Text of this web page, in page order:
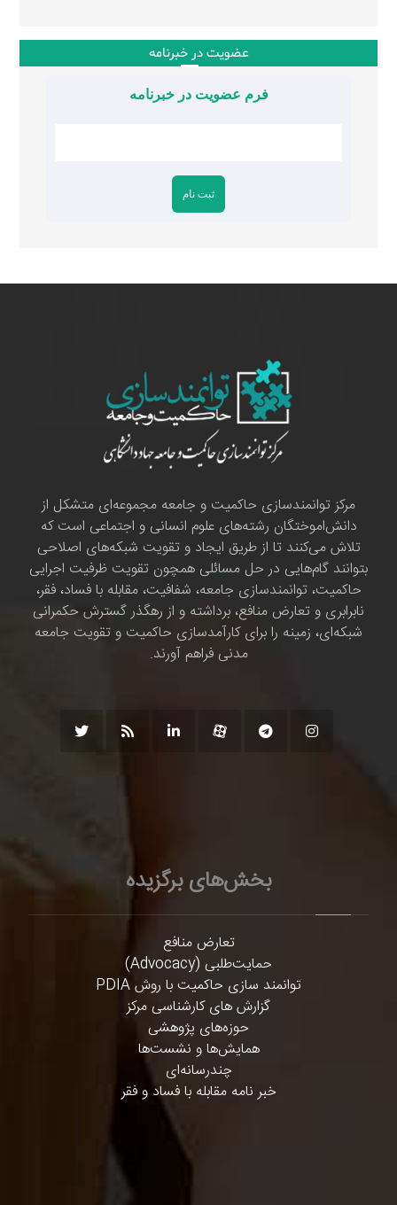
عضویت در خبرنامه
فرم عضویت در خبرنامه
مرکز توانمندسازی حاکمیت و جامعه مجموعه‌ای متشکل از
دانش‌اموختگان رشته‌های علوم انسانی و اجتماعی است که
تلاش می‌کنند تا از طریق ایجاد و تقویت شبکه‌های اصلاحی
بتوانند گام‌هایی در حل مسائلی همچون تقویت ظرفیت اجرایی
حاکمیت، توانمندسازی جامعه، شفافیت، مقابله با فساد، فقر،
نابرابری و تعارض منافع، برداشته و از رهگذر گسترش حکمرانی
شبکه‌ای، زمینه را برای کارآمدسازی حاکمیت و تقویت جامعه
مدنی فراهم آورند.
بخش‌های برگزیده
تعارض منافع
حمایت‌طلبی (Advocacy)
توانمند سازی حاکمیت با روش PDIA
گزارش های کارشناسی مرکز
حوزه‌های پژوهشی
همایش‌ها و نشست‌ها
چندرسانه‌ای
خبر نامه مقابله با فساد و فقر